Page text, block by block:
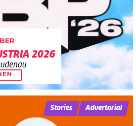
2026
Stories Advertorial